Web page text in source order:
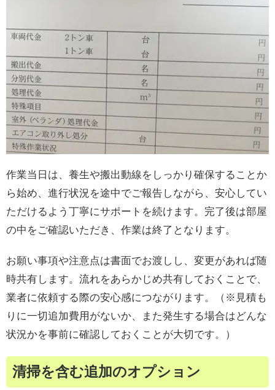
作業当日は、養生や搬出動線をしっかり確保することか
ら始め、進行状況を途中でご報告しながら、安心してい
ただけるよう丁寧にサポートを続けます。完了後は部屋
の中をご確認いただき、作業は終了となります。
お願い事項や注意点は書面でお渡しし、変更があれば随
時共有します。流れをあらかじめ共有しておくことで、
業者に依頼する際の安心感につながります。（※見積も
りに一切追加費用がないか、また発生する場合はどんな
状況かを事前に確認しておくことが大切です。）
清掃を含む追加のオプション